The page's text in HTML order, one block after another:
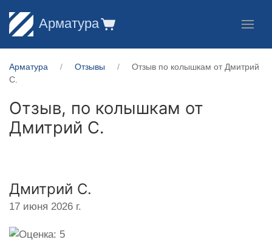
Арматура
Арматура Отзывы
Отзыв по колышкам от Дмитрий
С.
Отзыв, по колышкам от
Дмитрий С.
Дмитрий С.
17 июня 2026 г.